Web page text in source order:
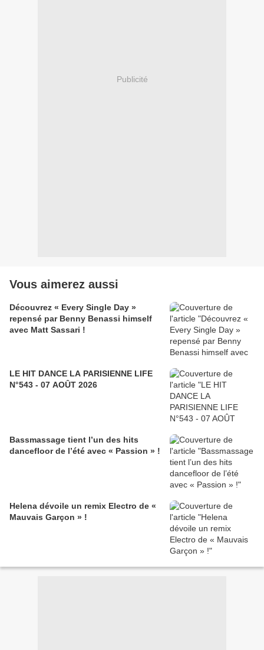
Publicité
Vous aimerez aussi
Découvrez « Every Single Day »
repensé par Benny Benassi himself
avec Matt Sassari !
LE HIT DANCE LA PARISIENNE LIFE
N°543 - 07 AOÛT 2026
Bassmassage tient l’un des hits
dancefloor de l’été avec « Passion » !
Helena dévoile un remix Electro de «
Mauvais Garçon » !